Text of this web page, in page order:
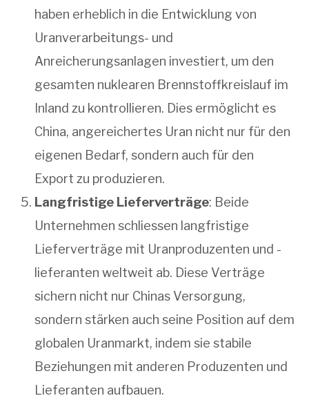
haben erheblich in die Entwicklung von
Uranverarbeitungs- und
Anreicherungsanlagen investiert, um den
gesamten nuklearen Brennstoffkreislauf im
Inland zu kontrollieren. Dies ermöglicht es
China, angereichertes Uran nicht nur für den
eigenen Bedarf, sondern auch für den
Export zu produzieren.
Langfristige Lieferverträge: Beide
Unternehmen schliessen langfristige
Lieferverträge mit Uranproduzenten und -
lieferanten weltweit ab. Diese Verträge
sichern nicht nur Chinas Versorgung,
sondern stärken auch seine Position auf dem
globalen Uranmarkt, indem sie stabile
Beziehungen mit anderen Produzenten und
Lieferanten aufbauen.